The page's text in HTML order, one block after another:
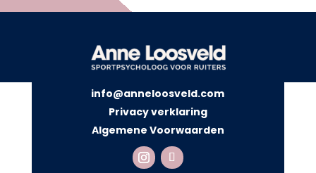
info@anneloosveld.com
Privacy verklaring
Algemene Voorwaarden